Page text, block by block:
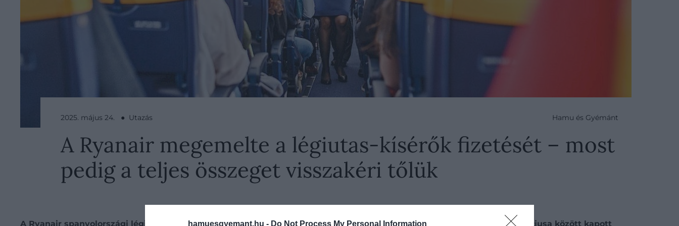
hamuesgyemant.hu - Do Not Process My Personal Information
2025. május 24. ● Utazás Hamu és Gyémánt
A Ryanair megemelte a légiutas-kísérők fizetését – most
pedig a teljes összeget visszakéri tőlük
A Ryanair spanyolországi légiutas-kísérőinek egy részét arra kötelezi, hogy fizessék vissza a 2023 októbere és 2024 márciusa között kapott